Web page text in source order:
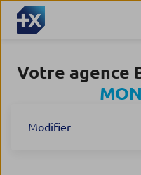
Votre agence
Modifier